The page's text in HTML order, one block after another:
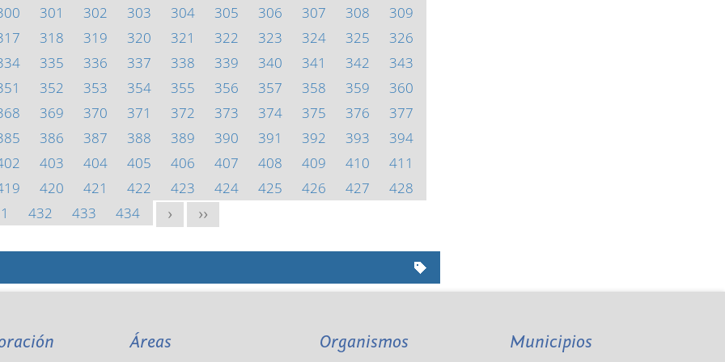
301 302 303 304 305 306 307 308
309
318 319 320 321 322 323 324 325
326
335 336 337 338 339 340 341 342
343
352 353 354 355 356 357 358 359
360
369 370 371 372 373 374 375 376
377
386 387 388 389 390 391 392 393
394
403 404 405 406 407 408 409 410
411
420 421 422 423 424 425 426 427
428
432 433 434 > >>
Áreas Organismos Municipios